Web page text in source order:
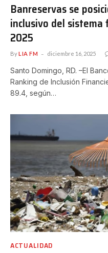
Banreservas se
inclusivo del
2025
ByLIA FM diciembre 16, 2025
Santo Domingo, RD. –El
Ranking de Inclusión
89.4, según…
ACTUALIDAD